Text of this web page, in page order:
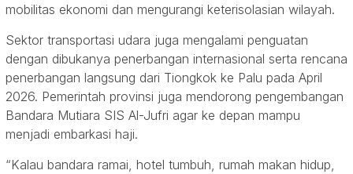
mobilitas ekonomi dan mengurangi keterisolasian wilayah.
Sektor transportasi udara juga mengalami penguatan
dengan dibukanya penerbangan internasional serta rencana
penerbangan langsung dari Tiongkok ke Palu pada April
2026. Pemerintah provinsi juga mendorong pengembangan
Bandara Mutiara SIS Al-Jufri agar ke depan mampu
menjadi embarkasi haji.
“Kalau bandara ramai, hotel tumbuh, rumah makan hidup,